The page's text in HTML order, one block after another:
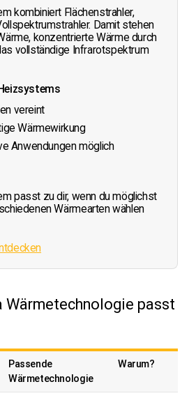
kombiniert Flächenstrahler,
Damit stehen
konzentrierte Wärme durch
vollständige Infrarotspektrum
vereint
Wärmewirkung
Anwendungen möglich
passt zu dir, wenn du möglichst
Wärmearten wählen
Wärmetechnologie passt
Passende
Wärmetechnologie
Warum?